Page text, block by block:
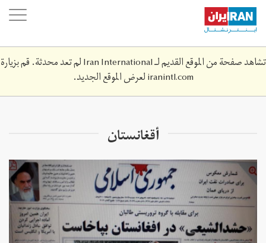
Skip
main
content
تشاهد صفحة من الموقع القديم لـ Iran International لم تعد محدثة. قم بزيارة
iranintl.comلعرض الموقع الجديد.
أقغانستان